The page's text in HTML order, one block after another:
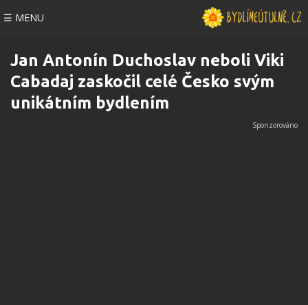
☰ MENU
Jan Antonín Duchoslav neboli Viki
Cabadaj zaskočil celé Česko svým
unikátním bydlením